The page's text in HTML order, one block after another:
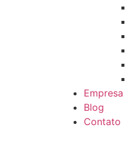
Empresa
Blog
Contato